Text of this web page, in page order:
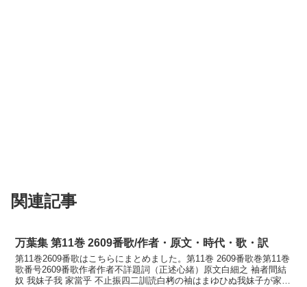
関連記事
万葉集 第11巻 2609番歌/作者・原文・時代・歌・訳
第11巻2609番歌はこちらにまとめました。第11巻 2609番歌巻第11巻
歌番号2609番歌作者作者不詳題詞（正述心緒）原文白細之 袖者間結
奴 我妹子我 家當乎 不止振四二訓読白栲の袖はまゆひぬ我妹子が家の